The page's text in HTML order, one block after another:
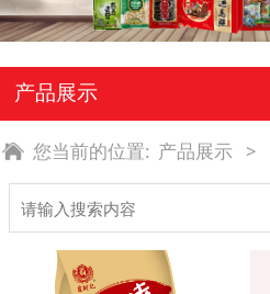
产品展示
您当前的位置: 产品展示 >